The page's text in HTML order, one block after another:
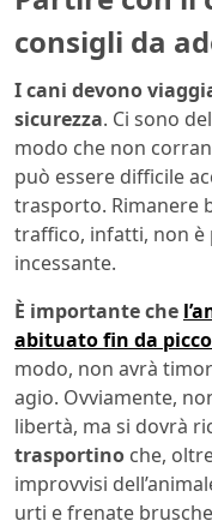
consigli da
I cani devono
sicurezza. Ci sono
modo che non
può essere difficile
trasporto. Rimanere
traffico, infatti, non è
incessante.
È importante che
abituato fin da
modo, non avrà
agio. Ovviamente,
libertà, ma si dovrà
trasportino che,
improvvisi
urti e frenate